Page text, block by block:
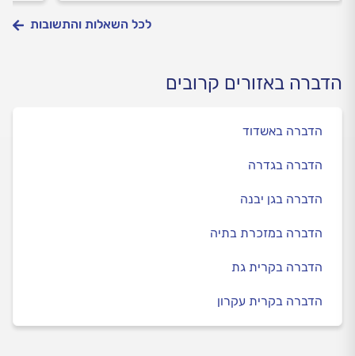
לכל השאלות והתשובות
הדברה באזורים קרובים
הדברה באשדוד
הדברה בגדרה
הדברה בגן יבנה
הדברה במזכרת בתיה
הדברה בקרית גת
הדברה בקרית עקרון